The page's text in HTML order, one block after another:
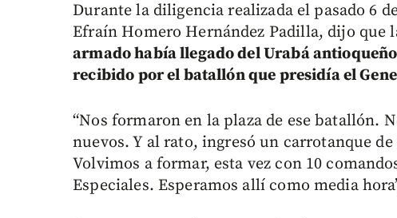
Durante la diligencia realizada el pasado 6
Efraín Homero Hernández Padilla, dijo que
armado había llegado del Urabá
recibido por el batallón que presidía el
“Nos formaron en la plaza de ese batallón.
nuevos. Y al rato, ingresó un carrotanque
Volvimos a formar, esta vez con 10
Especiales. Esperamos allí como media